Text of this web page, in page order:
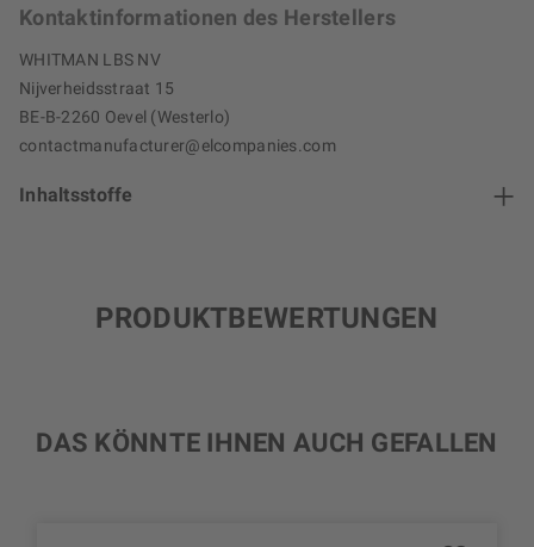
Kontaktinformationen des Herstellers
WHITMAN LBS NV
Nijverheidsstraat 15
BE-B-2260 Oevel (Westerlo)
contactmanufacturer@elcompanies.com
Inhaltsstoffe
PRODUKTBEWERTUNGEN
DAS KÖNNTE IHNEN AUCH GEFALLEN